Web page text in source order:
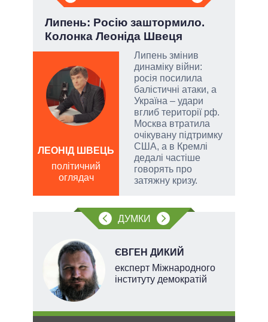
Липень: Росію заштормило.
Колонка Леоніда Швеця
Липень змінив
динаміку війни:
росія посилила
балістичні атаки, а
Україна – удари
вглиб території рф.
Москва втратила
очікувану підтримку
США, а в Кремлі
дедалі частіше
говорять про
затяжну кризу.
ЛЕОНІД ШВЕЦЬ
політичний
оглядач
ДУМКИ
ЄВГЕН ДИКИЙ
експерт Міжнародного
інституту демократій